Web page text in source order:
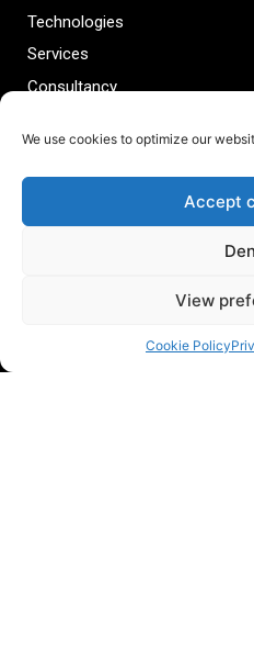
We use cookies to optimize our
Accept
View
Cookie Policy
Technologies
Services
Consultancy
Resources
Contact